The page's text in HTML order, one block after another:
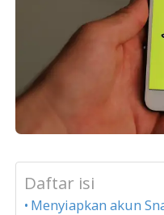
Daftar isi
Menyiapkan akun